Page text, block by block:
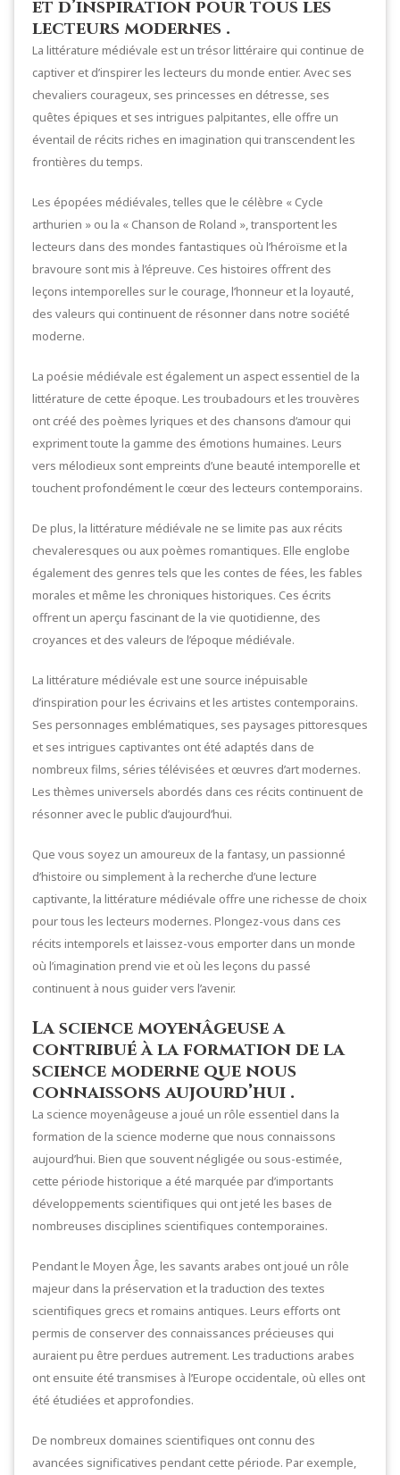
et d’inspiration pour tous les
lecteurs modernes .
La littérature médiévale est un trésor littéraire qui continue de
captiver et d’inspirer les lecteurs du monde entier. Avec ses
chevaliers courageux, ses princesses en détresse, ses
quêtes épiques et ses intrigues palpitantes, elle offre un
éventail de récits riches en imagination qui transcendent les
frontières du temps.
Les épopées médiévales, telles que le célèbre « Cycle
arthurien » ou la « Chanson de Roland », transportent les
lecteurs dans des mondes fantastiques où l’héroïsme et la
bravoure sont mis à l’épreuve. Ces histoires offrent des
leçons intemporelles sur le courage, l’honneur et la loyauté,
des valeurs qui continuent de résonner dans notre société
moderne.
La poésie médiévale est également un aspect essentiel de la
littérature de cette époque. Les troubadours et les trouvères
ont créé des poèmes lyriques et des chansons d’amour qui
expriment toute la gamme des émotions humaines. Leurs
vers mélodieux sont empreints d’une beauté intemporelle et
touchent profondément le cœur des lecteurs contemporains.
De plus, la littérature médiévale ne se limite pas aux récits
chevaleresques ou aux poèmes romantiques. Elle englobe
également des genres tels que les contes de fées, les fables
morales et même les chroniques historiques. Ces écrits
offrent un aperçu fascinant de la vie quotidienne, des
croyances et des valeurs de l’époque médiévale.
La littérature médiévale est une source inépuisable
d’inspiration pour les écrivains et les artistes contemporains.
Ses personnages emblématiques, ses paysages pittoresques
et ses intrigues captivantes ont été adaptés dans de
nombreux films, séries télévisées et œuvres d’art modernes.
Les thèmes universels abordés dans ces récits continuent de
résonner avec le public d’aujourd’hui.
Que vous soyez un amoureux de la fantasy, un passionné
d’histoire ou simplement à la recherche d’une lecture
captivante, la littérature médiévale offre une richesse de choix
pour tous les lecteurs modernes. Plongez-vous dans ces
récits intemporels et laissez-vous emporter dans un monde
où l’imagination prend vie et où les leçons du passé
continuent à nous guider vers l’avenir.
La science moyenâgeuse a
contribué à la formation de la
science moderne que nous
connaissons aujourd’hui .
La science moyenâgeuse a joué un rôle essentiel dans la
formation de la science moderne que nous connaissons
aujourd’hui. Bien que souvent négligée ou sous-estimée,
cette période historique a été marquée par d’importants
développements scientifiques qui ont jeté les bases de
nombreuses disciplines scientifiques contemporaines.
Pendant le Moyen Âge, les savants arabes ont joué un rôle
majeur dans la préservation et la traduction des textes
scientifiques grecs et romains antiques. Leurs efforts ont
permis de conserver des connaissances précieuses qui
auraient pu être perdues autrement. Les traductions arabes
ont ensuite été transmises à l’Europe occidentale, où elles ont
été étudiées et approfondies.
De nombreux domaines scientifiques ont connu des
avancées significatives pendant cette période. Par exemple,